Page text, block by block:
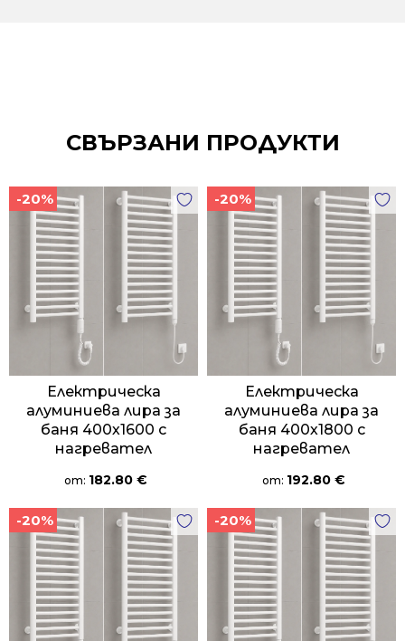
СВЪРЗАНИ ПРОДУКТИ
-20%
Електрическа
алуминиева лира за
баня 400х1600 с
нагревател
от: 182.80 €
-20%
Електрическа
алуминиева лира за
баня 400х1800 с
нагревател
от: 192.80 €
-20% -20%